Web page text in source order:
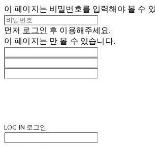
이 페이지는 비밀번호를 입력해야 볼 수
먼저 로그인 후 이용해주세요.
이 페이지는 만 볼 수 있습니다.
LOG IN 로그인